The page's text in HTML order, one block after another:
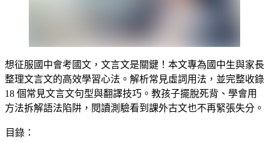
想征服國中會考國文，文言文是關鍵！本文專為國中生與家長
整理文言文的高效學習心法。解析常見虛詞用法，並完整收錄
18 個常見文言文句型與翻譯技巧。教孩子擺脫死背、學會用
方法拆解語法陷阱，閱讀測驗看到課外古文也不再緊張失分。
目錄：